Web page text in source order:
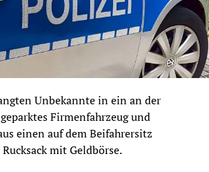
Unbekannte in ein an der
Firmenfahrzeug und
einen auf dem Beifahrersitz
mit Geldbörse.